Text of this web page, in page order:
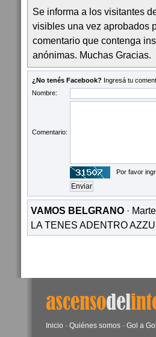
Se informa a los visitantes
visibles una vez aprobados
comentario que contenga
anónimas. Muchas Gracias.
¿No tenés Facebook? Ingresá tu
Nombre:
Comentario:
Por favor
VAMOS BELGRANO ·
LA TENES ADENTRO
Inicio · Quiénes somos · Gol a Gol